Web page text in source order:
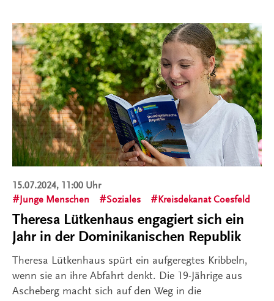
15.07.2024, 11:00 Uhr
Junge Menschen
Soziales Kreisdekanat Coesfeld
Theresa Lütkenhaus engagiert sich ein
Jahr in der Dominikanischen Republik
Theresa Lütkenhaus spürt ein aufgeregtes Kribbeln,
wenn sie an ihre Abfahrt denkt. Die 19-Jährige aus
Ascheberg macht sich auf den Weg in die